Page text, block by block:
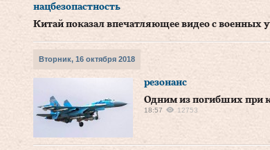
нацбезопастность
Китай показал впечатляющее видео с военных
Вторник, 16 октября 2018
резонанс
Одним из погибших при
18:57 12753